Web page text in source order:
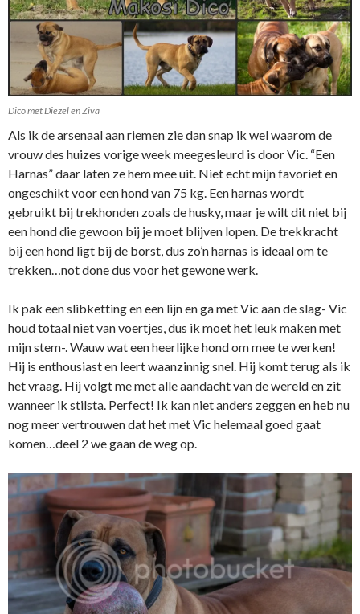
Dico met Diezel en Ziva
Als ik de arsenaal aan riemen zie dan snap ik wel waarom de
vrouw des huizes vorige week meegesleurd is door Vic. “Een
Harnas” daar laten ze hem mee uit. Niet echt mijn favoriet en
ongeschikt voor een hond van 75 kg. Een harnas wordt
gebruikt bij trekhonden zoals de husky, maar je wilt dit niet bij
een hond die gewoon bij je moet blijven lopen. De trekkracht
bij een hond ligt bij de borst, dus zo’n harnas is ideaal om te
trekken…not done dus voor het gewone werk.
Ik pak een slibketting en een lijn en ga met Vic aan de slag- Vic
houd totaal niet van voertjes, dus ik moet het leuk maken met
mijn stem-. Wauw wat een heerlijke hond om mee te werken!
Hij is enthousiast en leert waanzinnig snel. Hij komt terug als ik
het vraag. Hij volgt me met alle aandacht van de wereld en zit
wanneer ik stilsta. Perfect! Ik kan niet anders zeggen en heb nu
nog meer vertrouwen dat het met Vic helemaal goed gaat
komen…deel 2 we gaan de weg op.